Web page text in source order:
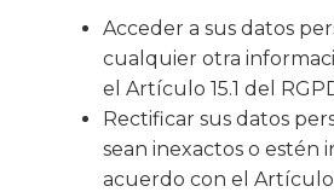
Acceder a sus datos
cualquier otra
el Artículo 15.1 del
Rectificar sus datos
sean inexactos o estén
acuerdo con el Artículo